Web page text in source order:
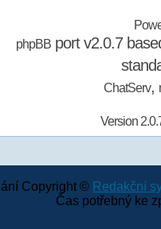
phpBBport v2.0.7
ChatServ,
Version
Copyright © Redakční
Čas potřebný ke